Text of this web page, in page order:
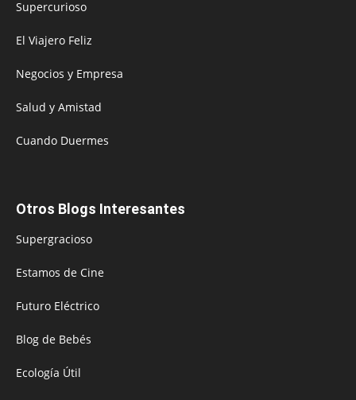
Supercurioso
El Viajero Feliz
Negocios y Empresa
Salud y Amistad
Cuando Duermes
Otros Blogs Interesantes
Supergracioso
Estamos de Cine
Futuro Eléctrico
Blog de Bebés
Ecología Útil